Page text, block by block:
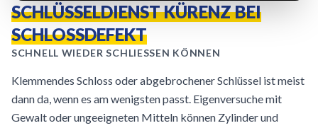
SCHLÜSSELDIENST KÜRENZ BEI
SCHLOSSDEFEKT
SCHNELL WIEDER SCHLIESSEN KÖNNEN
Klemmendes Schloss oder abgebrochener Schlüssel ist meist
dann da, wenn es am wenigsten passt. Eigenversuche mit
Gewalt oder ungeeigneten Mitteln können Zylinder und